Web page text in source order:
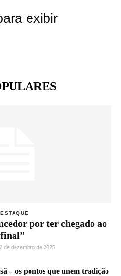
exibir
por ter chegado ao
final”
2 de dezembro de 2025
– os pontos que unem tradição